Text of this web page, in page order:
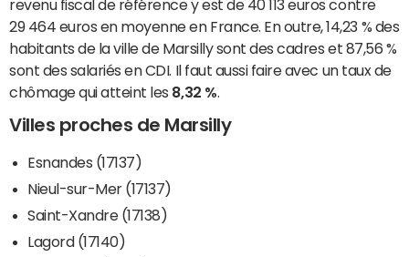
revenu fiscal de référence y est de 40 113 euros contre
29 464 euros en moyenne en France. En outre, 14,23 % des
habitants de la ville de Marsilly sont des cadres et 87,56 %
sont des salariés en CDI. Il faut aussi faire avec un taux de
chômage qui atteint les 8,32 %
Villes proches de Marsilly
Esnandes (17137)
Nieul-sur-Mer (17137)
Saint-Xandre (17138)
Lagord (17140)